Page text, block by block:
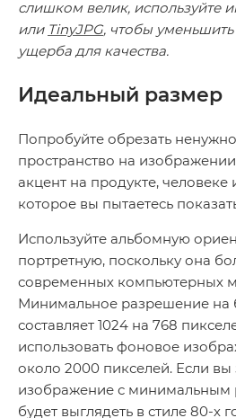
слишком велик, используйте
или TinyJPG, чтобы
ущерба для качества.
Идеальный размер
Попробуйте обрезать
пространство на
акцент на продукте, человеке
которое вы пытаетесь
Используйте альбомную
портретную, поскольку она
современных компьютерных
Минимальное разрешение на
составляет 1024 на 768
использовать фоновое
около 2000 пикселей. Если вы
изображение с минимальным
будет выглядеть в стиле 80-х